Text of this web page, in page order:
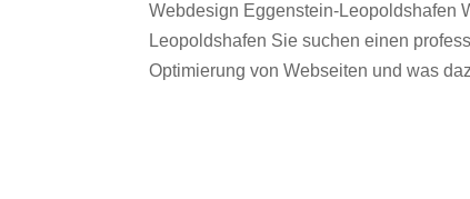
Webdesign Eggenstein-Leopoldshafen
Leopoldshafen Sie suchen einen
Optimierung von Webseiten und was